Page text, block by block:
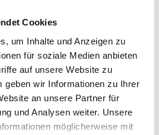
Cookies
um Inhalte und Anzeigen zu
für soziale Medien anbieten
auf unsere Website zu
geben wir Informationen zu Ihrer
an unsere Partner für
und Analysen weiter. Unsere
möglicherweise mit
500…2500 Pa
Sensor 1
10 kPa
150 Pa